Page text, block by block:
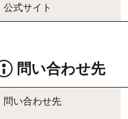
公式サイト
問い合わせ先
問い合わせ先